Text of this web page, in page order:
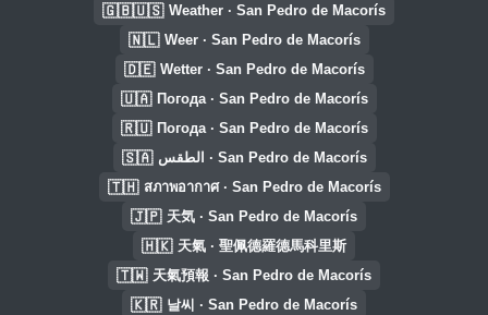
🇬🇧🇺🇸 Weather · San Pedro de Macorís
🇳🇱 Weer · San Pedro de Macorís
🇩🇪 Wetter · San Pedro de Macorís
🇺🇦 Погода · San Pedro de Macorís
🇷🇺 Погода · San Pedro de Macorís
🇸🇦 الطقس · San Pedro de Macorís
🇹🇭 สภาพอากาศ · San Pedro de Macorís
🇯🇵 天気 · San Pedro de Macorís
🇭🇰 天氣 · 聖佩德羅德馬科里斯
🇹🇼 天氣預報 · San Pedro de Macorís
🇰🇷 날씨 · San Pedro de Macorís